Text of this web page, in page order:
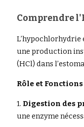
Comprendre
une production
(HCl) dans
Rôle et
1. Digestion des
une enzyme